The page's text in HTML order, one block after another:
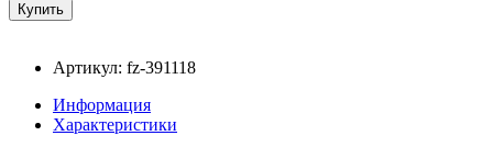
Артикул: fz-391118
Информация
Характеристики